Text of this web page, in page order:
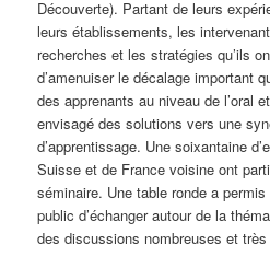
Découverte). Partant de leurs
leurs établissements, les
recherches et les stratégies qu’ils
d’amenuiser le décalage important
des apprenants au niveau de l’oral
envisagé des solutions vers une
d’apprentissage. Une soixantaine
Suisse et de France voisine ont
séminaire. Une table ronde a
public d’échanger autour de la
des discussions nombreuses et